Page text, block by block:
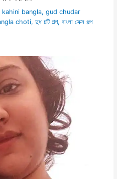
bangla, gud chudar
choti, দুধ চটি গল্প, বাংলা সেক্স গল্প